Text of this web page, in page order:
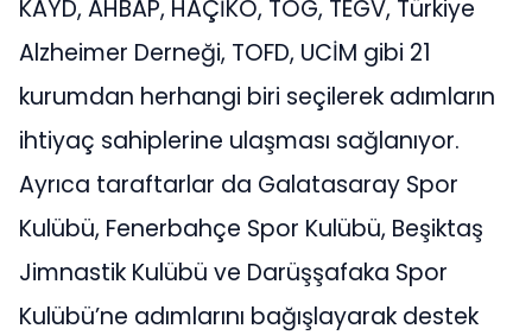
KAYD, AHBAP, HAÇİKO, TOG, TEGV, Türkiye
Alzheimer Derneği, TOFD, UCİM gibi 21
kurumdan herhangi biri seçilerek adımların
ihtiyaç sahiplerine ulaşması sağlanıyor.
Ayrıca taraftarlar da Galatasaray Spor
Kulübü, Fenerbahçe Spor Kulübü, Beşiktaş
Jimnastik Kulübü ve Darüşşafaka Spor
Kulübü’ne adımlarını bağışlayarak destek